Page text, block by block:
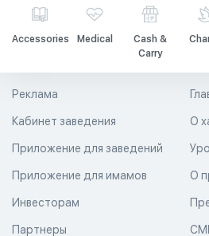
Accessories Medical
Cash &
Carry
О
Реклама
Кабинет заведения
Приложение для заведений
Приложение для имамов О
Инвесторам
Партнеры